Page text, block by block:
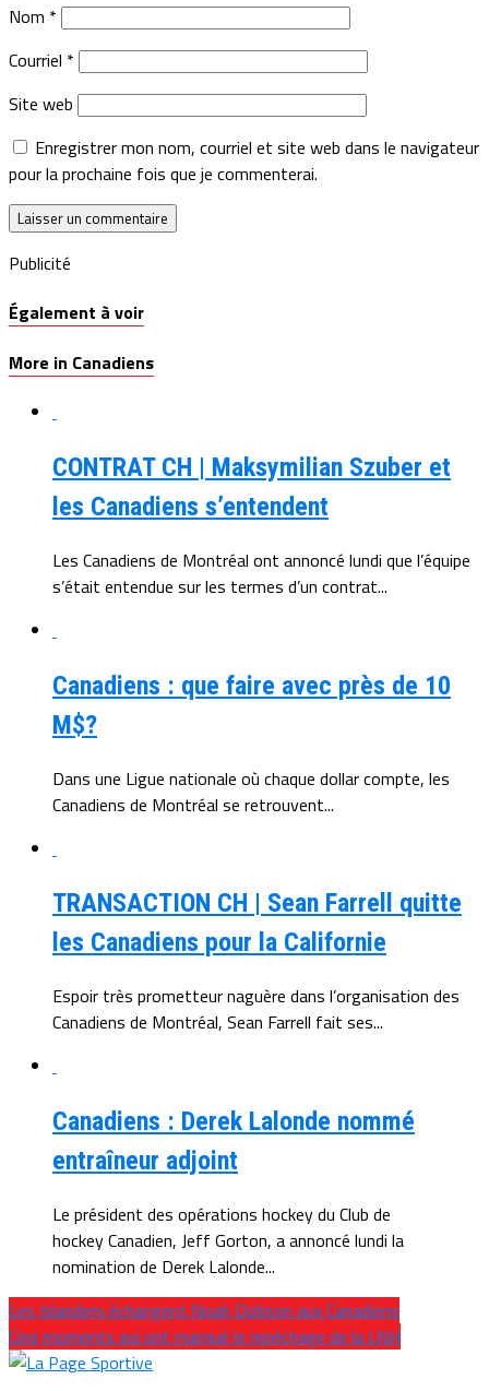
Nom *
Courriel *
Site web
Enregistrer mon nom, courriel et site web dans le navigateur
pour la prochaine fois que je commenterai.
Publicité
Également à voir
More in Canadiens
CONTRAT CH | Maksymilian Szuber et
les Canadiens s’entendent
Les Canadiens de Montréal ont annoncé lundi que l’équipe
s’était entendue sur les termes d’un contrat...
Canadiens : que faire avec près de 10
M$?
Dans une Ligue nationale où chaque dollar compte, les
Canadiens de Montréal se retrouvent...
TRANSACTION CH | Sean Farrell quitte
les Canadiens pour la Californie
Espoir très prometteur naguère dans l’organisation des
Canadiens de Montréal, Sean Farrell fait ses...
Canadiens : Derek Lalonde nommé
entraîneur adjoint
Le président des opérations hockey du Club de
hockey Canadien, Jeff Gorton, a annoncé lundi la
nomination de Derek Lalonde...
Les Islanders échangent Noah Dobson aux Canadiens
Cinq moments qui ont marqué le repêchage de la LNH